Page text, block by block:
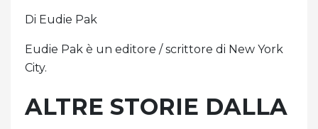
Di Eudie Pak
Eudie Pak è un editore / scrittore di New York
City.
ALTRE STORIE DALLA